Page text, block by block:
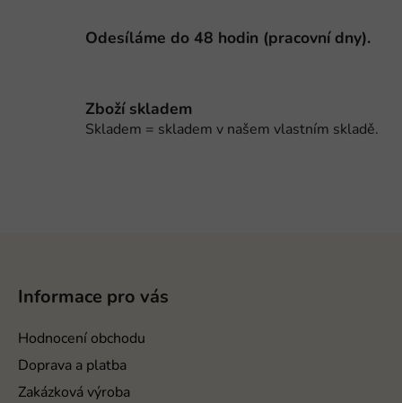
i
s
Odesíláme do 48 hodin (pracovní dny).
Zboží skladem
Skladem = skladem v našem vlastním skladě.
Informace pro vás
Hodnocení obchodu
Doprava a platba
Zakázková výroba